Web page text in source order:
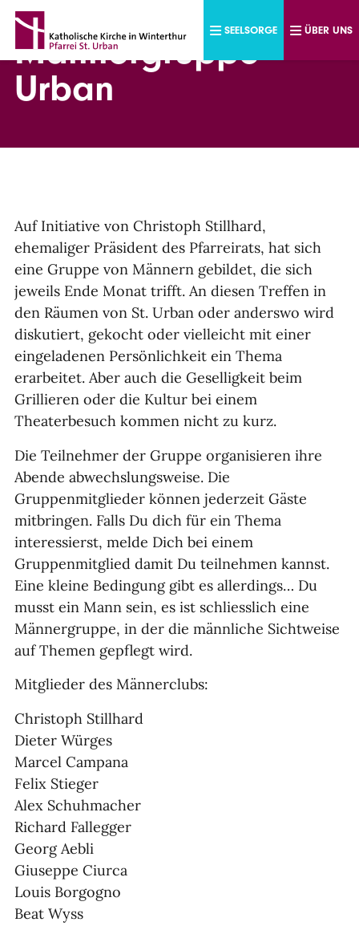
Direkt zum Inhalt
SEELSORGE ÜBER UNS
Männergruppe
Urban
Auf Initiative von Christoph Stillhard,
ehemaliger Präsident des Pfarreirats, hat sich
eine Gruppe von Männern gebildet, die sich
jeweils Ende Monat trifft. An diesen Treffen in
den Räumen von St. Urban oder anderswo wird
diskutiert, gekocht oder vielleicht mit einer
eingeladenen Persönlichkeit ein Thema
erarbeitet. Aber auch die Geselligkeit beim
Grillieren oder die Kultur bei einem
Theaterbesuch kommen nicht zu kurz.
Die Teilnehmer der Gruppe organisieren ihre
Abende abwechslungsweise. Die
Gruppenmitglieder können jederzeit Gäste
mitbringen. Falls Du dich für ein Thema
interessierst, melde Dich bei einem
Gruppenmitglied damit Du teilnehmen kannst.
Eine kleine Bedingung gibt es allerdings… Du
musst ein Mann sein, es ist schliesslich eine
Männergruppe, in der die männliche Sichtweise
auf Themen gepflegt wird.
Mitglieder des Männerclubs:
Christoph Stillhard
Dieter Würges
Marcel Campana
Felix Stieger
Alex Schuhmacher
Richard Fallegger
Georg Aebli
Giuseppe Ciurca
Louis Borgogno
Beat Wyss